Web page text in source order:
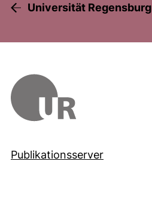
Universität Regensburg
Publikationsserver